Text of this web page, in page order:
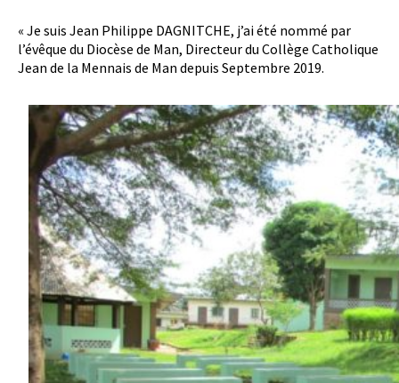
« Je suis Jean Philippe DAGNITCHE, j’ai été nommé par
l’évêque du Diocèse de Man, Directeur du Collège Catholique
Jean de la Mennais de Man depuis Septembre 2019.